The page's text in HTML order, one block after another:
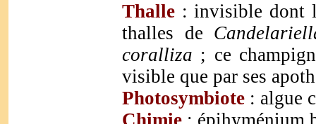
Thalle : invisible dont
thalles de
coralliza ; ce
visible que par ses
Photosymbiote : algue
Chimie : épihyménium